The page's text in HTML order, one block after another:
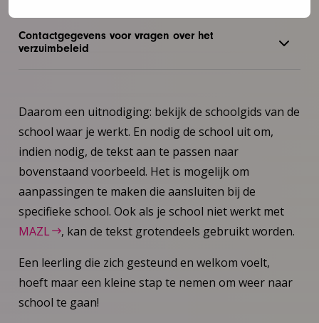
Contactgegevens voor vragen over het
verzuimbeleid
Daarom een uitnodiging: bekijk de schoolgids van de
school waar je werkt. En nodig de school uit om,
indien nodig, de tekst aan te passen naar
bovenstaand voorbeeld. Het is mogelijk om
aanpassingen te maken die aansluiten bij de
specifieke school. Ook als je school niet werkt met
MAZL
, kan de tekst grotendeels gebruikt worden.
Een leerling die zich gesteund en welkom voelt,
hoeft maar een kleine stap te nemen om weer naar
school te gaan!